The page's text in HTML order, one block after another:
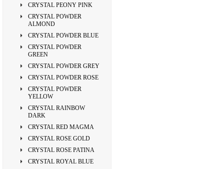
CRYSTAL PEONY PINK
CRYSTAL POWDER
ALMOND
CRYSTAL POWDER BLUE
CRYSTAL POWDER
GREEN
CRYSTAL POWDER GREY
CRYSTAL POWDER ROSE
CRYSTAL POWDER
YELLOW
CRYSTAL RAINBOW
DARK
CRYSTAL RED MAGMA
CRYSTAL ROSE GOLD
CRYSTAL ROSE PATINA
CRYSTAL ROYAL BLUE